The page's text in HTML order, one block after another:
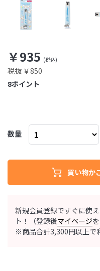
新規会員登録ですぐに使
ト！（登録後マイページ
※商品合計3,300円以上で
￥935
税抜 ￥850
ポイント
8
数量